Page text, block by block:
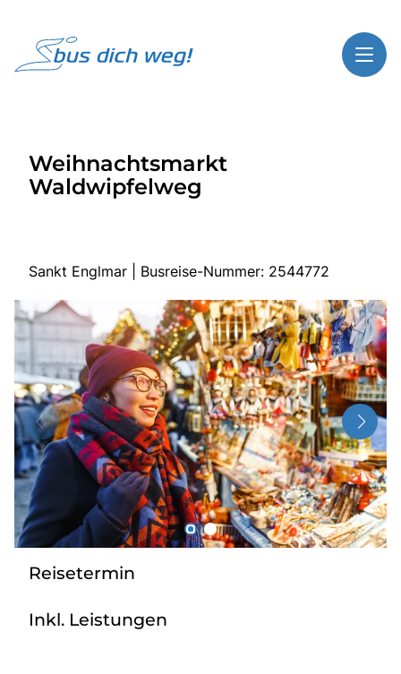
Highlights
Service
Start
Busreisen
Bus mieten
Über Bus dich weg!
Radio
Sie befinden sich in:
Deutschland
Österreich
Weihnachtsmarkt
Waldwipfelweg
Sankt Englmar | Busreise-Nummer: 2544772
Reisetermin
Inkl. Leistungen